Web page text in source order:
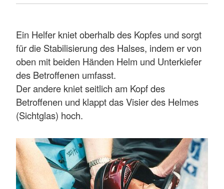
Ein Helfer kniet oberhalb des Kopfes und sorgt
für die Stabilisierung des Halses, indem er von
oben mit beiden Händen Helm und Unterkiefer
des Betroffenen umfasst.
Der andere kniet seitlich am Kopf des
Betroffenen und klappt das Visier des Helmes
(Sichtglas) hoch.